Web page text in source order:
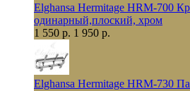
Elghansa Hermitage HRM-700
одинарный,плоский, хром
1 550 р. 1 950 р.
Elghansa Hermitage HRM-730